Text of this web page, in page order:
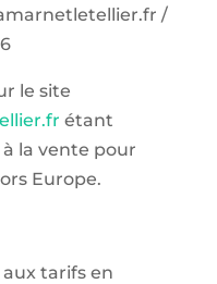
/
le site
étant
la vente pour
Europe.
tarifs en